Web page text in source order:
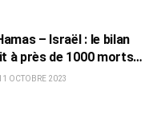
– Israël : le bilan
à près de 1000 morts
OCTOBRE 2023